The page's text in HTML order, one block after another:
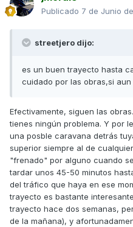
Publicado 7 de Junio
streetjero dijo:
es un buen trayecto hasta
cuidado por las obras,si
Efectivamente, siguen las
tienes ningún problema. Y por
una posble caravana detrás
superior siempre al de
"frenado" por alguno cuando
tardar unos 45-50 minutos
del tráfico que haya en ese
trayecto es bastante
trayecto hace dos semanas,
de la mañana), y